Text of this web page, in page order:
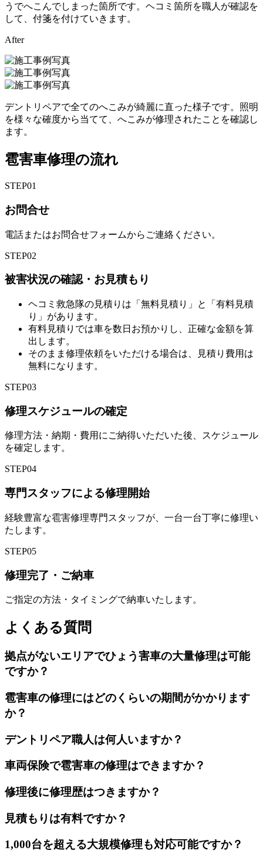
うでへこんでしまった箇所です。ヘコミ箇所を職人が確認を
して、付箋を付けていきます。
After
デントリペアで全てのへこみが綺麗に直った様子です。照明
を様々な確度から当てて、へこみが修理されたことを確認し
ます。
雹害車修理の流れ
STEP01
お問合せ
電話またはお問合せフォームからご連絡ください。
STEP02
被害状況の確認・お見積もり
ヘコミ救急隊の見積りは「無料見積り」と「有料見積
り」があります。
有料見積りでは車を数日お預かりし、正確な金額を算
出します。
そのまま修理依頼をいただける場合は、見積り費用は
無料になります。
STEP03
修理スケジュールの確定
修理方法・納期・費用にご納得いただいた後、スケジュール
を確定します。
STEP04
専門スタッフによる修理開始
経験豊富な雹害修理専門スタッフが、一台一台丁寧に修理い
たします。
STEP05
修理完了・ご納車
ご指定の方法・タイミングで納車いたします。
よくある質問
拠点がないエリアでひょう害車の大量修理は可能
ですか？
雹害車の修理にはどのくらいの期間がかかります
か？
デントリペア職人は何人いますか？
車両保険で雹害車の修理はできますか？
修理後に修理歴はつきますか？
見積もりは有料ですか？
1,000台を超える大規模修理も対応可能ですか？